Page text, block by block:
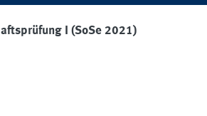
I (SoSe 2021)